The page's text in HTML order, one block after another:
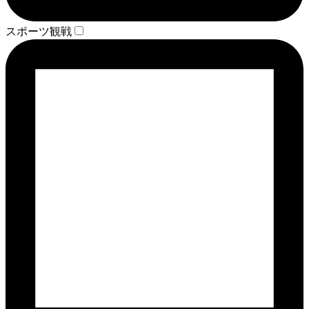
スポーツ観戦